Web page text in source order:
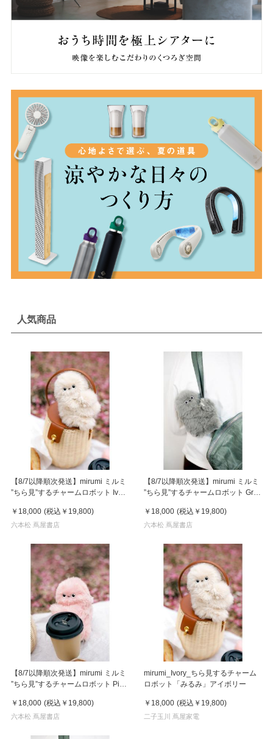
人気商品
【8/7以降順次発送】mirumi ミルミ
”ちら見”するチャームロボット Ivory
￥18,000 (税込 ￥19,800)
六本松 蔦屋書店
【8/7以降順次発送】mirumi ミルミ
”ちら見”するチャームロボット Gray
￥18,000 (税込 ￥19,800)
六本松 蔦屋書店
【8/7以降順次発送】mirumi ミルミ
”ちら見”するチャームロボット Pink
￥18,000 (税込 ￥19,800)
六本松 蔦屋書店
mirumi_Ivory_ちら見するチャーム
ロボット「みるみ」アイボリー
￥18,000 (税込 ￥19,800)
二子玉川 蔦屋家電